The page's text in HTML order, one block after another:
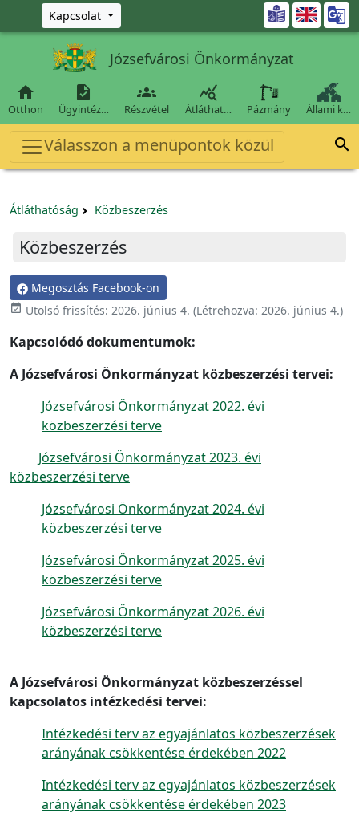
Ugrás a fő tartalomra
Kapcsolat 
Józsefvárosi Önkormányzat

Otthon

Ügyintéz…

Részvétel

Átláthat… Pázmány Állami k…
Válasszon a menüpontok közül 
Átláthatóság Közbeszerzés
Közbeszerzés
Megosztás Facebook-on
 Utolsó frissítés: 2026. június 4. (Létrehozva: 2026. június 4.)
Kapcsolódó dokumentumok:
A Józsefvárosi Önkormányzat közbeszerzési tervei:
Józsefvárosi Önkormányzat 2022. évi
közbeszerzési terve
Józsefvárosi Önkormányzat 2023. évi
közbeszerzési terve
Józsefvárosi Önkormányzat 2024. évi
közbeszerzési terve
Józsefvárosi Önkormányzat 2025. évi
közbeszerzési terve
Józsefvárosi Önkormányzat 2026. évi
közbeszerzési terve
A Józsefvárosi Önkormányzat közbeszerzéssel
kapcsolatos intézkedési tervei:
Intézkedési terv az egyajánlatos közbeszerzések
arányának csökkentése érdekében 2022
Intézkedési terv az egyajánlatos közbeszerzések
arányának csökkentése érdekében 2023